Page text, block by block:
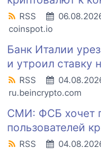
RSS
coinspot.io
Банк Италии
и утроил ставку
RSS
ru.beincrypto.com
СМИ: ФСБ хочет
пользователей
RSS